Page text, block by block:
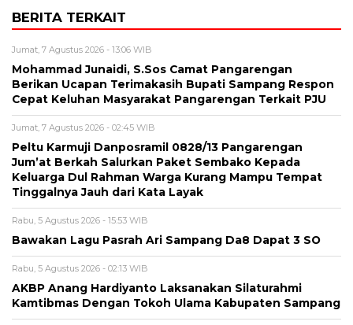
BERITA TERKAIT
Jumat, 7 Agustus 2026 - 13:06 WIB
Mohammad Junaidi, S.Sos Camat Pangarengan
Berikan Ucapan Terimakasih Bupati Sampang Respon
Cepat Keluhan Masyarakat Pangarengan Terkait PJU
Jumat, 7 Agustus 2026 - 02:45 WIB
Peltu Karmuji Danposramil 0828/13 Pangarengan
Jum’at Berkah Salurkan Paket Sembako Kepada
Keluarga Dul Rahman Warga Kurang Mampu Tempat
Tinggalnya Jauh dari Kata Layak
Rabu, 5 Agustus 2026 - 15:53 WIB
Bawakan Lagu Pasrah Ari Sampang Da8 Dapat 3 SO
Rabu, 5 Agustus 2026 - 02:13 WIB
AKBP Anang Hardiyanto Laksanakan Silaturahmi
Kamtibmas Dengan Tokoh Ulama Kabupaten Sampang